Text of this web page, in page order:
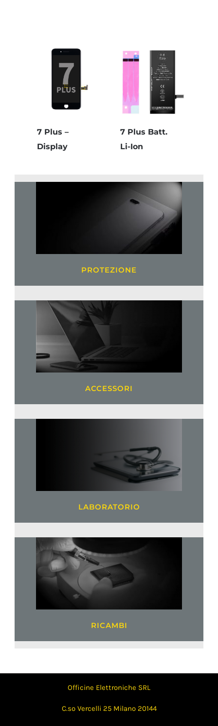
7 Plus –
Display
7 Plus Batt.
Li-Ion
PROTEZIONE
ACCESSORI
LABORATORIO
RICAMBI
Officine Elettroniche SRL
C.so Vercelli 25 Milano 20144